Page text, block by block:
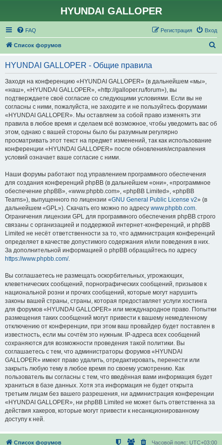
HYUNDAI GALLOPER
FAQ Вход
Регистрация
Список форумов
HYUNDAI GALLOPER - Общие правила
Заходя на конференцию «HYUNDAI GALLOPER» (в дальнейшем «мы»,
«наш», «HYUNDAI GALLOPER», «http://galloper.ru/forum»), вы
подтверждаете своё согласие со следующими условиями. Если вы не
согласны с ними, пожалуйста, не заходите и не пользуйтесь форумами
«HYUNDAI GALLOPER». Мы оставляем за собой право изменять эти
правила в любое время и сделаем всё возможное, чтобы уведомить вас об
этом, однако с вашей стороны было бы разумным регулярно
просматривать этот текст на предмет изменений, так как использование
конференции «HYUNDAI GALLOPER» после обновления/исправления
условий означает ваше согласие с ними.
Наши форумы работают под управлением программного обеспечения
для создания конференций phpBB (в дальнейшем «они», «программное
обеспечение phpBB», «www.phpbb.com», «phpBB Limited», «phpBB
Teams»), выпущенного по лицензии «GNU General Public License v2» (в
дальнейшем «GPL»). Скачать его можно по адресу www.phpbb.com.
Ограничения лицензии GPL для программного обеспечения phpBB строго
связаны с организацией и поддержкой интернет-конференций, и phpBB
Limited не несёт ответственности за то, что администрация конференций
определяет в качестве допустимого содержания и/или поведения в них.
За дополнительной информацией о phpBB обращайтесь по адресу
https://www.phpbb.com/.
Вы соглашаетесь не размещать оскорбительных, угрожающих,
клеветнических сообщений, порнографических сообщений, призывов к
национальной розни и прочих сообщений, которые могут нарушить
законы вашей страны, страны, которая предоставляет услуги хостинга
для форумов «HYUNDAI GALLOPER» или международное право. Попытки
размещения таких сообщений могут привести к вашему немедленному
отключению от конференции, при этом ваш провайдер будет поставлен в
известность, если мы сочтём это нужным. IP-адреса всех сообщений
сохраняются для возможности проведения такой политики. Вы
соглашаетесь с тем, что администраторы форумов «HYUNDAI
GALLOPER» имеют право удалить, отредактировать, перенести или
закрыть любую тему в любое время по своему усмотрению. Как
пользователь вы согласны с тем, что введённая вами информация будет
храниться в базе данных. Хотя эта информация не будет открыта
третьим лицам без вашего разрешения, ни администрация конференции
«HYUNDAI GALLOPER», ни phpBB Limited не может быть ответственна за
действия хакеров, которые могут привести к несанкционированному
доступу к ней.
Список форумов Часовой пояс: UTC+03:00